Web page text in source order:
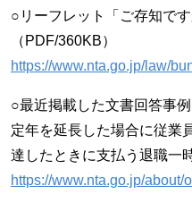
○リーフレット「ご存知です
（PDF/360KB）
https://www.nta.go.jp/law/
○最近掲載した文書回答事例
定年を延長した場合に従業
達したときに支払う退職一
https://www.nta.go.jp/